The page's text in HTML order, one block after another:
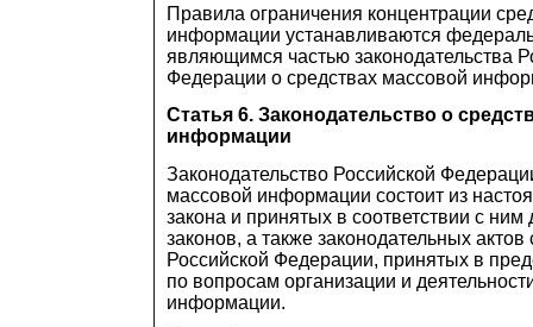
Правила ограничения концентрации
информации устанавливаются
являющимся частью законодательства
Федерации о средствах массовой
Статья 6. Законодательство о
информации
Законодательство Российской
массовой информации состоит из
закона и принятых в соответствии с
законов, а также законодательных актов
Российской Федерации, принятых в
по вопросам организации и
информации.